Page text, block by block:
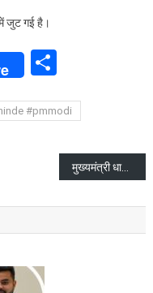
जुट गई है।
Share
#pmmodi
मुख्यमंत्री धामी ने डिप्टी जेलरों और बंदी रक्षकों को वितरित किए नियुक्ति पत्र